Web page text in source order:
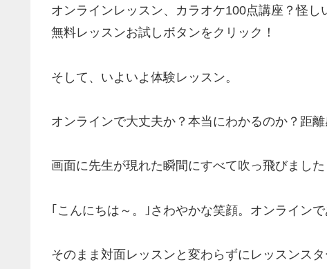
オンラインレッスン、カラオケ100点講座？怪
無料レッスンお試しボタンをクリック！
そして、いよいよ体験レッスン。
オンラインで大丈夫か？本当にわかるのか？距離
画面に先生が現れた瞬間にすべて吹っ飛びました
｢こんにちは～。｣さわやかな笑顔。オンライン
そのまま対面レッスンと変わらずにレッスンスタ